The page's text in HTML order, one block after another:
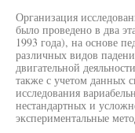
Организация
было проведено в два
1993 года), на основе
различных видов
двигательной
также с учетом данных
исследования
нестандартных и
экспериментальные